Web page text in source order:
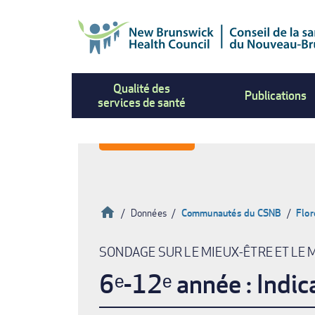
Qualité des
services de santé
Publications
Fil
d'Ariane
Accueil
Données Communautés du CSNB
SONDAGE SUR LE MIEUX-ÊTRE ET LE
6ᵉ-12ᵉ année :